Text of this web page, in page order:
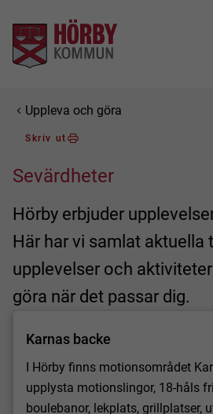
Gå till innehåll
Gå till huvudmeny
Gå till sidomeny
Du är här:
Uppleva och göra
Skriv ut
Sevärdheter
Hörby erbjuder
Här har vi samlat aktuella
upplevelser och
göra när det passar dig.
Karnas backe
I Hörby finns motionsområdet
upplysta motionslingor, 18-håls
boulebanor, lekplats, grillplatser,